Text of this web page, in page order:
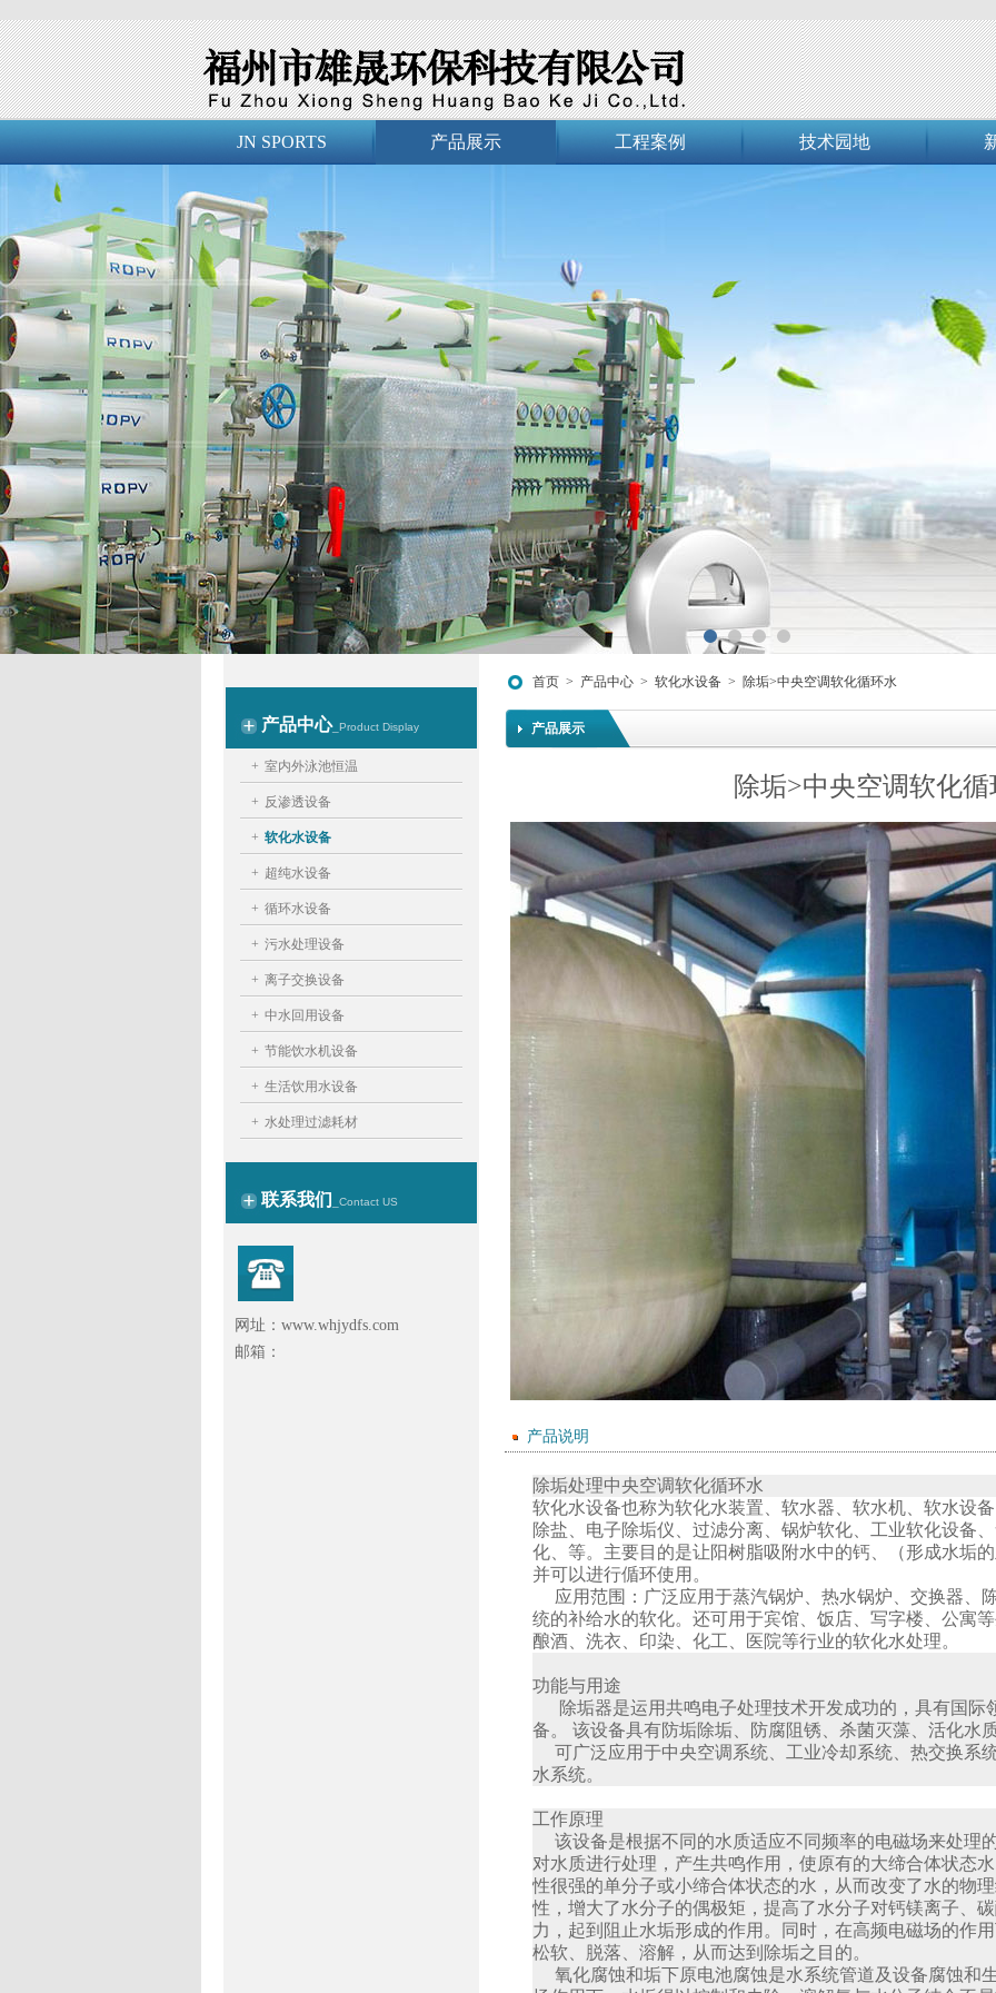
JN SPORTS 产品展示 工程案例 技术园地
1 2 3 4
产品中心_Product Display
+ 室内外泳池恒温
+ 反渗透设备
+ 软化水设备
+ 超纯水设备
+ 循环水设备
+ 污水处理设备
+ 离子交换设备
+ 中水回用设备
+ 节能饮水机设备
+ 生活饮用水设备
+ 水处理过滤耗材
联系我们 _Contact US
网址：www.whjydfs.com
邮箱：
首页 > 产品中心 > 软化水设备 > 除垢>中央空调软化循环水
产品展示
除垢>中央空调软化循
产品说明
除垢处理中央空调软化循环水
软化水设备也称为软化水装置、软水器、软水机、软水设
除盐、电子除垢仪、过滤分离、锅炉软化、工业软化设备
化、等。主要目的是让阳树脂吸附水中的钙、（形成水垢
并可以进行偱环使用。
应用范围：广泛应用于蒸汽锅炉、热水锅炉、交换器、
统的补给水的软化。还可用于宾馆、饭店、写字楼、公寓
酿酒、洗衣、印染、化工、医院等行业的软化水处理。
功能与用途
除垢器是运用共鸣电子处理技术开发成功的，具有国际
备。
该设备具有防垢除垢、防腐阻锈、杀菌灭藻、活化水
可广泛应用于中央空调系统、工业冷却系统、热交换系
水系统。
工作原理
该设备是根据不同的水质适应不同频率的电磁场来处理
对水质进行处理，产生共鸣作用，使原有的大缔合体状态
性很强的单分子或小缔合体状态的水，从而改变了水的物
性，增大了水分子的偶极矩，提高了水分子对钙镁离子、
力，起到阻止水垢形成的作用。同时，在高频电磁场的作
松软、脱落、溶解，从而达到除垢之目的。
氧化腐蚀和垢下原电池腐蚀是水系统管道及设备腐蚀和